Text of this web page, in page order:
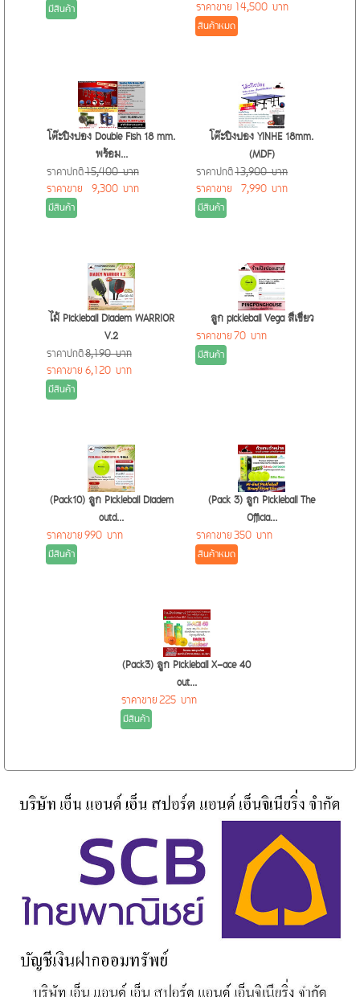
มาให้มีการเด้งที่สม่ำเสมอและแม่นยำ ทำให้คุณคาดการณ์ทิศทางลูก
ได้ดีขึ้น เพิ่มความมั่นใจในการตีแต่ละครั้ง ไม่ว่าจะเป็นการเสิร์ฟ
การควบคุมที่เหนือกว่า (Superior Control): ด้วยการออกแบบที่พิถีพิถัน
ทำให้ลูกเทนนิส Diadem Premier Extra Duty ช่วยให้คุณควบคุมทิศ
ทางและสปินของลูกได้ดียิ่งขึ้น ตอบโจทย์ผู้เล่นที่ต้องการความแม่นยำ
เหมาะสำหรับนักกีฬาจริงจัง (Ideal for Serious Players): หากคุณคือ
Duty คือตัวเลือกที่ตอบโจทย์ เพราะมันถูกสร้างมาเพื่อรองรับการใช้
งานที่หนักหน่วงและมอบประสิทธิภาพสูงสุด
มีสินค้า
ราคาขาย 14,500 บาท
สินค้าหมด
โต๊ะปิงปอง Double Fish 18 mm.
พร้อม...
ราคาปกติ15,400 บาท
ราคาขาย
9,300 บาท
มีสินค้า
โต๊ะปิงปอง YINHE 18mm.
(MDF)
ราคาปกติ13,900 บาท
ราคาขาย
7,990 บาท
มีสินค้า
ไม้ Pickleball Diadem WARRIOR
V.2
ราคาปกติ8,190 บาท
ราคาขาย 6,120 บาท
มีสินค้า
ลูก pickleball Vega สีเขียว
ราคาขาย70 บาท
มีสินค้า
(Pack10) ลูก Pickleball Diadem
outd...
ราคาขาย990 บาท
มีสินค้า
(Pack 3) ลูก Pickleball The
Officia...
ราคาขาย350 บาท
สินค้าหมด
(Pack3) ลูก Pickleball X-ace 40
out...
ราคาขาย225 บาท
มีสินค้า